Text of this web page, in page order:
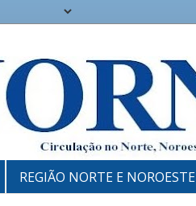
REGIÃO NORTE E NOROESTE